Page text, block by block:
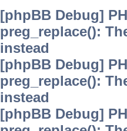
[phpBB Debug]
preg_replace():
instead
[phpBB Debug]
preg_replace():
instead
[phpBB Debug]